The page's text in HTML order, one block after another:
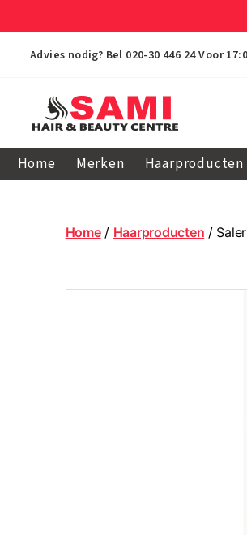
Advies nodig? Bel 020-30 446 24 Voor
Hair
Centre
Home Merken Haarproducten
Home/ Haarproducten /